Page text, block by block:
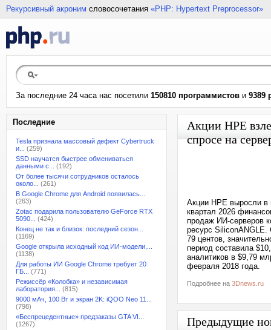
Рекурсивный акроним словосочетания «PHP: Hypertext Preprocessor»
За последние 24 часа нас посетили 150810 программистов и 9389
Последние
Tesla признала массовый дефект Cybertruck
и...
(259)
SSD научатся быстрее обмениваться
данными с...
(192)
От более тысячи сотрудников осталось
около...
(261)
В Google Chrome для Android появилась...
(263)
Zotac подарила пользователю GeForce RTX
5090...
(424)
Конец не так и близок: последний сезон...
(1169)
Google открыла исходный код ИИ-модели,...
(1138)
Для работы ИИ Google Chrome требует 20
ГБ...
(771)
Режиссёр «Колобка» и независимая
лаборатория...
(815)
9000 мАч, 100 Вт и экран 2K: iQOO Neo 11...
(798)
«Беспрецедентные» предзаказы GTA VI...
(1267)
Акции HPE
спросе на
Акции HPE выросли в
квартал 2026
продаж ИИ-серверов
ресурс SiliconANGLE.
79 центов,
период составила
аналитиков в $9,79
февраля 2018 года.
Подробнее на 3Dnews.ru
Предыдущие